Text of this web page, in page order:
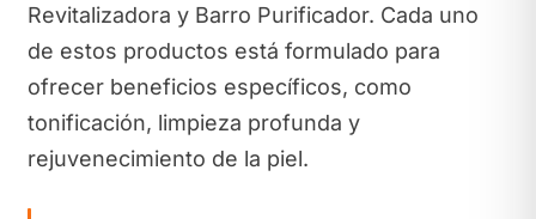
Revitalizadora y Barro Purificador. Cada uno
de estos productos está formulado para
ofrecer beneficios específicos, como
tonificación, limpieza profunda y
rejuvenecimiento de la piel.